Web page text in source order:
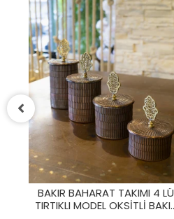
BAKIR BAHARAT TAKIMI 4 LÜ
TIRTIKLI MODEL BAKIR RENK